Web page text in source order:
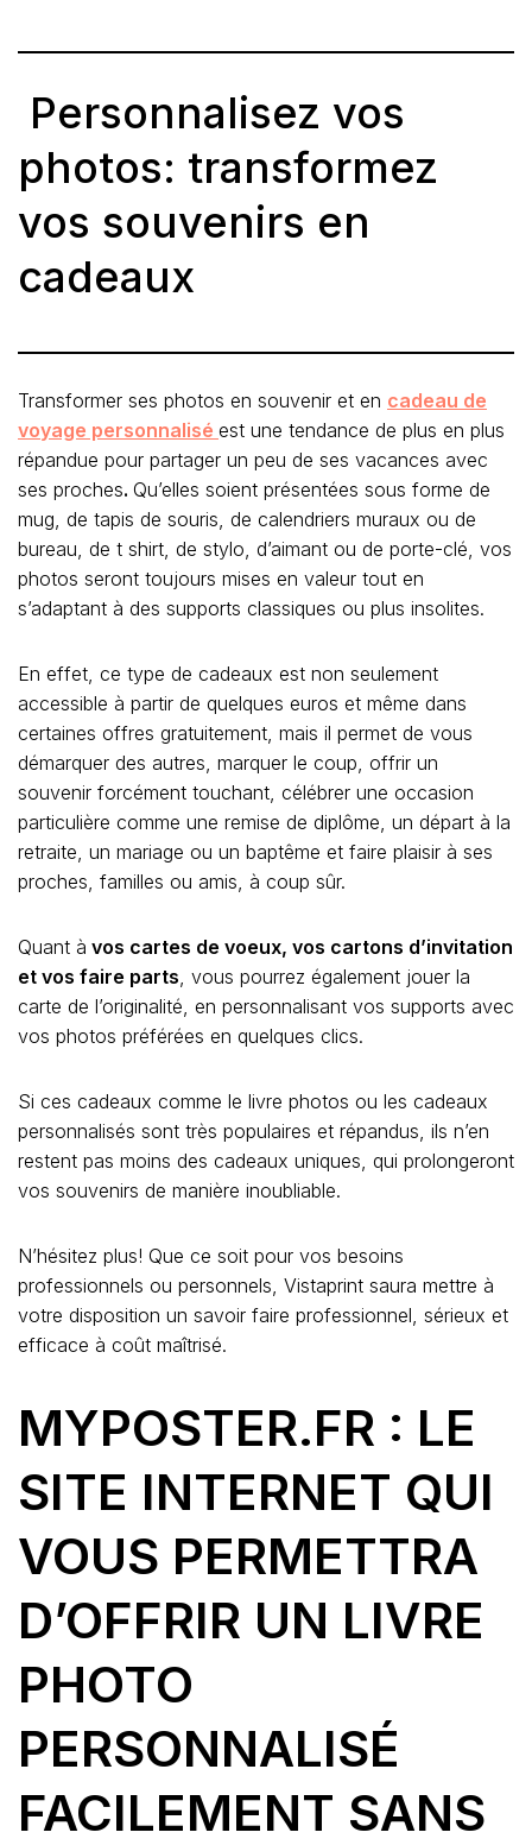
Personnalisez vos
photos: transformez
vos souvenirs en
cadeaux
Transformer ses photos en souvenir et en cadeau de
voyage personnalisé est une tendance de plus en plus
répandue pour partager un peu de ses vacances avec
ses proches. Qu’elles soient présentées sous forme de
mug, de tapis de souris, de calendriers muraux ou de
bureau, de t shirt, de stylo, d’aimant ou de porte-clé, vos
photos seront toujours mises en valeur tout en
s’adaptant à des supports classiques ou plus insolites.
En effet, ce type de cadeaux est non seulement
accessible à partir de quelques euros et même dans
certaines offres gratuitement, mais il permet de vous
démarquer des autres, marquer le coup, offrir un
souvenir forcément touchant, célébrer une occasion
particulière comme une remise de diplôme, un départ à la
retraite, un mariage ou un baptême et faire plaisir à ses
proches, familles ou amis, à coup sûr.
Quant à vos cartes de voeux, vos cartons d’invitation
et vos faire parts, vous pourrez également jouer la
carte de l’originalité, en personnalisant vos supports avec
vos photos préférées en quelques clics.
Si ces cadeaux comme le livre photos ou les cadeaux
personnalisés sont très populaires et répandus, ils n’en
restent pas moins des cadeaux uniques, qui prolongeront
vos souvenirs de manière inoubliable.
N’hésitez plus! Que ce soit pour vos besoins
professionnels ou personnels, Vistaprint saura mettre à
votre disposition un savoir faire professionnel, sérieux et
efficace à coût maîtrisé.
MYPOSTER.FR : LE
SITE INTERNET QUI
VOUS PERMETTRA
D’OFFRIR UN LIVRE
PHOTO
PERSONNALISÉ
FACILEMENT SANS